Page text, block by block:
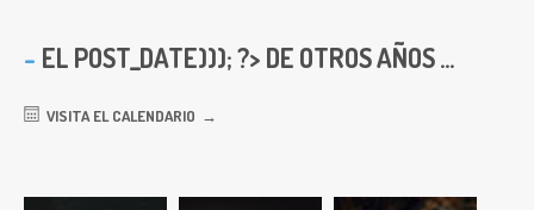
EL POST_DATE))); ?> DE OTROS AÑOS ...
VISITA EL CALENDARIO